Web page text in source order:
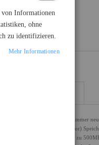
Technologie weiter und erlebt immer
werden SFF (Small Form Factor)
Technologie und SSDs die bis zu
von Informationen
ohne
zu identifizieren.
Mehr Informationen